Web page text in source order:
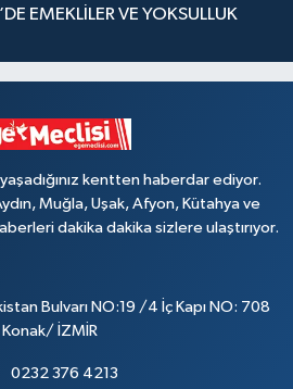
EMEKLİLER VE YOKSULLUK
kentten haberdar ediyor.
Muğla, Uşak, Afyon, Kütahya ve
dakika dakika sizlere ulaştırıyor.
Bulvarı NO:19 /4 İç Kapı NO: 708
Konak/ İZMİR
0232 376 4213